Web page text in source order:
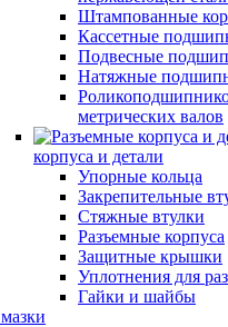
Штампованные
Кассетные
Подвесные
Натяжные
метрических валов
корпуса и детали
Упорные кольца
Закрепительные
Стяжные втулки
Разъемные корпуса
Защитные крышки
Уплотнения для
Гайки и шайбы